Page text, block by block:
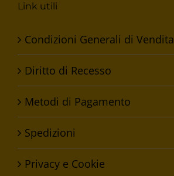
Link utili
Condizioni Generali di Vendita
Diritto di Recesso
Metodi di Pagamento
Spedizioni
Privacy e Cookie